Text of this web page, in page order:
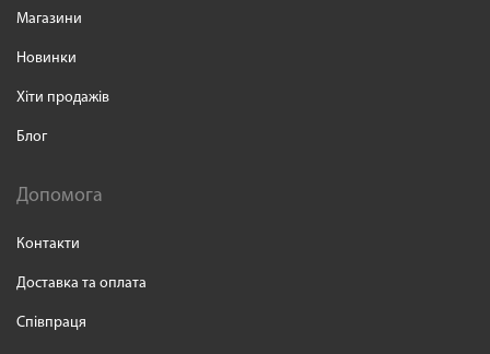
Магазини
Новинки
Хіти продажів
Блог
Допомога
Контакти
Доставка та оплата
Співпраця